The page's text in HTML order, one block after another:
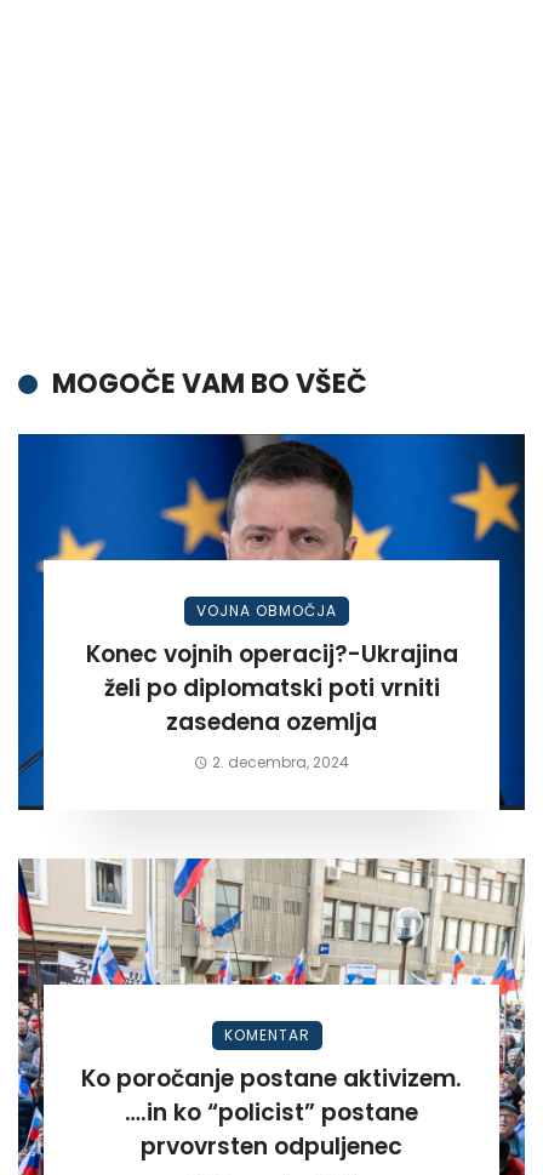
MOGOČE VAM BO VŠEČ
VOJNA OBMOČJA
Konec vojnih operacij?-Ukrajina
želi po diplomatski poti vrniti
zasedena ozemlja
2. decembra, 2024
KOMENTAR
Ko poročanje postane aktivizem.
….in ko “policist” postane
prvovrsten odpuljenec